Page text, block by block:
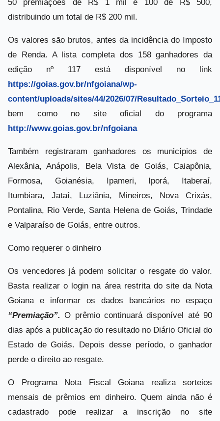
50 premiações de R$ 1 mil e 100 de R$ 500,
distribuindo um total de R$ 200 mil.
Os valores são brutos, antes da incidência do Imposto
de Renda. A lista completa dos 158 ganhadores da
edição nº 117 está disponível no link
https://goias.gov.br/nfgoiana/wp-
content/uploads/sites/44/2026/07/
bem como no site oficial do programa
http://www.goias.gov.br/nfgoiana
Também registraram ganhadores os municípios de
Alexânia, Anápolis, Bela Vista de Goiás, Caiapônia,
Formosa, Goianésia, Ipameri, Iporá, Itaberaí,
Itumbiara, Jataí, Luziânia, Mineiros, Nova Crixás,
Pontalina, Rio Verde, Santa Helena de Goiás, Trindade
e Valparaíso de Goiás, entre outros.
Como requerer o dinheiro
Os vencedores já podem solicitar o resgate do valor.
Basta realizar o login na área restrita do site da Nota
Goiana e informar os dados bancários no espaço
“Premiação”. O prêmio continuará disponível até 90
dias após a publicação do resultado no Diário Oficial do
Estado de Goiás. Depois desse período, o ganhador
perde o direito ao resgate.
O Programa Nota Fiscal Goiana realiza sorteios
mensais de prêmios em dinheiro. Quem ainda não é
cadastrado pode realizar a inscrição no site